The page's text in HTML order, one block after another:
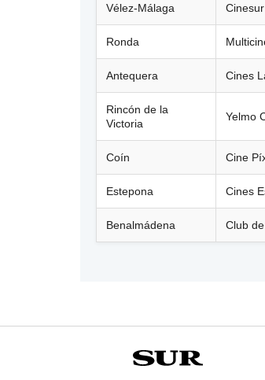
Vélez-Málaga
Ronda
Antequera Cines
Rincón de la
Victoria
Yelmo
Coín Cine
Estepona Cines
Benalmádena Club